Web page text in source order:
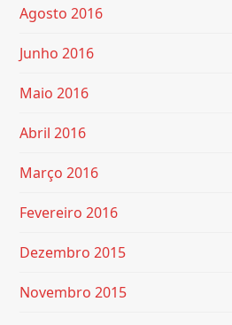
Agosto 2016
Junho 2016
Maio 2016
Abril 2016
Março 2016
Fevereiro 2016
Dezembro 2015
Novembro 2015